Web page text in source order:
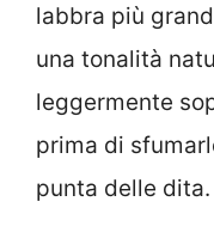
labbra più
una tonalità
leggermente
prima di
punta delle dita.